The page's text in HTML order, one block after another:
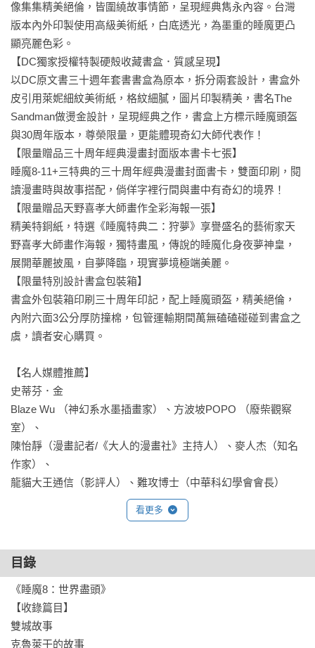
像集集精美絕倫，皆圍繞故事情節，呈現經典雋永內容。台灣
版本內外印製使用高級美術紙，白底透光，為墨重的睡魔更凸
顯亮麗色彩。
【DC獨家授權特製硬殻收藏書盒．質感呈現】
以DC原文書三十週年套書書盒為原本，拆分兩套設計，書盒外
皮引用萊妮細紋美術紙，格紋細膩，圖片印製精美，書名The
Sandman做燙金設計，呈現經典之作，書盒上方標示睡魔頭盔
與30周年版本，尊榮限量，更能體現奇幻大師代表作！
【限量贈品三十周年經典漫畫封面版本書卡七張】
睡魔8-11+三特典的三十周年經典漫畫封面書卡，雙面印刷，閱
讀漫畫時與故事搭配，倘佯字裡行間與畫中有奇幻的境界！
【限量贈品天野喜孝大師畫作全彩海報一張】
精美特銅紙，特選《睡魔特典二：狩夢》享譽盛名的藝術家天
野喜孝大師畫作海報，獨特畫風，傳說的睡魔化身夜夢神皇，
展開華麗披風，自夢降臨，現實夢境極端美麗。
【限量特別設計書盒包裝箱】
書盒外包裝箱印刷三十周年印記，配上睡魔頭盔，精美絕倫，
內附六面3公分厚防撞棉，包管運輸期間萬無磕磕碰碰到書盒之
虞，讀者安心購買。
【名人媒體推薦】
史蒂芬．金
Blaze Wu （神幻系水墨插畫家）、方波坡POPO （廢柴觀察
室）、
陳怡靜（漫畫記者/《大人的漫畫社》主持人）、麥人杰（知名
作家）、
看更多
目錄
《睡魔8：世界盡頭》
【收錄篇目】
雙城故事
克魯萊干的故事